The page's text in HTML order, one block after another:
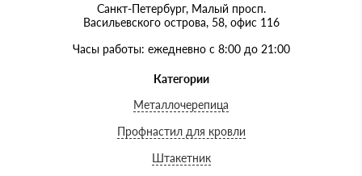
Санкт-Петербург, Малый просп.
Васильевского острова, 58, офис 116
Часы работы: ежедневно с 8:00 до 21:00
Категории
Металлочерепица
Профнастил для кровли
Штакетник